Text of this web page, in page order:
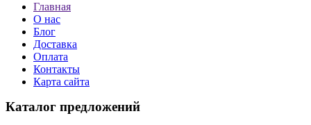
Главная
О нас
Блог
Доставка
Оплата
Контакты
Карта сайта
Каталог предложений